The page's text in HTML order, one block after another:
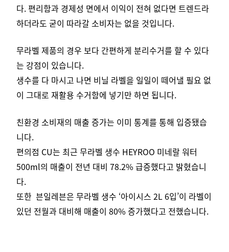
다. 편리함과 경제성 면에서 이익이 전혀 없다면 트렌드라
하더라도 굳이 따라갈 소비자는 없을 것입니다.
무라벨 제품의 경우 보다 간편하게 분리수거를 할 수 있다
는 강점이 있습니다.
생수를 다 마시고 나면 비닐 라벨을 일일이 떼어낼 필요 없
이 그대로 재활용 수거함에 넣기만 하면 됩니다.
친환경 소비재의 매출 증가는 이미 통계를 통해 입증됐습
니다.
편의점 CU는 최근 무라벨 생수 HEYROO 미네랄 워터
500ml의 매출이 전년 대비 78.2% 급증했다고 밝혔습니
다.
또한 븐일레븐은 무라벨 생수 ‘아이시스 2L 6입’이 라벨이
있던 전월과 대비해 매출이 80% 증가했다고 전했습니다.